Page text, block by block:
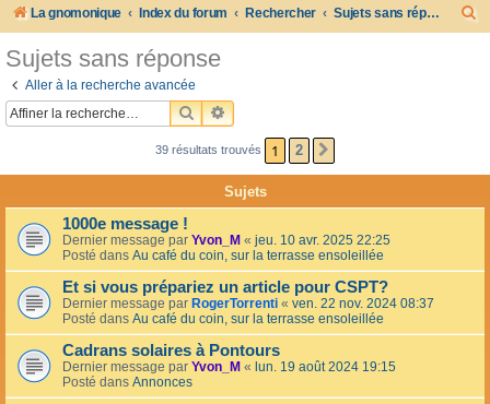
La gnomonique Index du forum Rechercher Sujets sans réponse
h
r
Sujets sans réponse
Aller à la recherche avancée
RECHERCHER
RECHERCHE AVANCÉE
39 résultats trouvés 1 2
Sujets
1000e message !
Dernier message par Yvon_M « jeu. 10 avr. 2025 22:25
Posté dans Au café du coin, sur la terrasse ensoleillée
Et si vous prépariez un article pour CSPT?
Dernier message par RogerTorrenti « ven. 22 nov. 2024 08:37
Posté dans Au café du coin, sur la terrasse ensoleillée
Cadrans solaires à Pontours
Dernier message par Yvon_M « lun. 19 août 2024 19:15
Posté dans Annonces